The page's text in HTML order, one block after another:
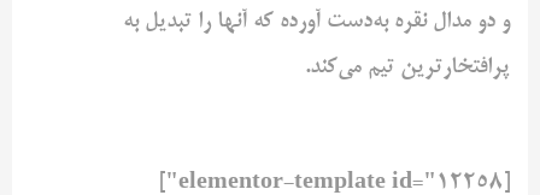
و دو مدال نقره به‌دست آورده که آنها را تبدیل به
پرافتخارترین تیم می‌کند.